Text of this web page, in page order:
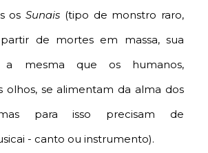
os Sunais (tipo de monstro raro,
de mortes em massa, sua
a mesma que os humanos,
olhos, se alimentam da alma dos
para isso precisam de
- canto ou instrumento).